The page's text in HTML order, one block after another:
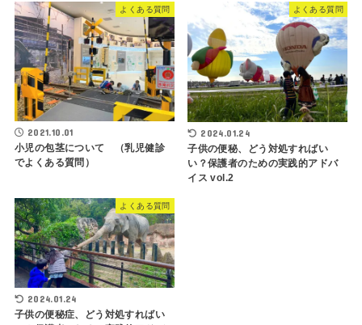
よくある質問
2021.10.01
小児の包茎について （乳児健診
でよくある質問）
よくある質問
2024.01.24
子供の便秘、どう対処すればい
い？保護者のための実践的アドバ
イス vol.2
よくある質問
2024.01.24
子供の便秘症、どう対処すればい